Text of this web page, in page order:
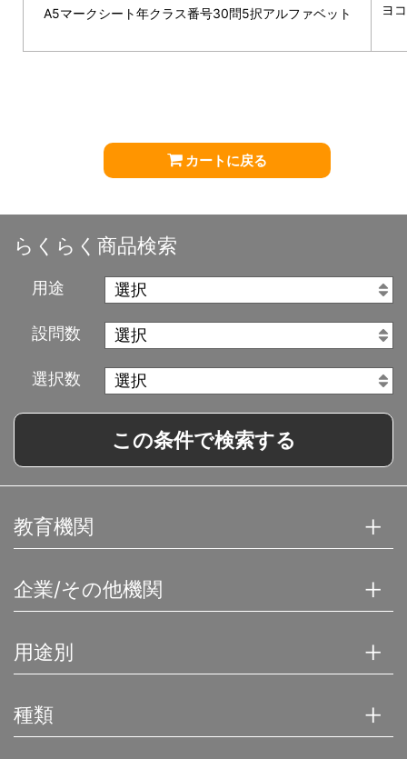
A5マークシート年クラス番号30問5択アルファベット
ヨコ
カートに戻る
らくらく商品検索
用途
設問数
選択数
この条件で検索する
教育機関
企業/その他機関
用途別
種類